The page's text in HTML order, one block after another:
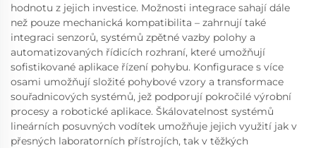
hodnotu z jejich investice. Možnosti integrace sahají dále
než pouze mechanická kompatibilita – zahrnují také
integraci senzorů, systémů zpětné vazby polohy a
automatizovaných řídicích rozhraní, které umožňují
sofistikované aplikace řízení pohybu. Konfigurace s více
osami umožňují složité pohybové vzory a transformace
souřadnicových systémů, jež podporují pokročilé výrobní
procesy a robotické aplikace. Škálovatelnost systémů
lineárních posuvných vodítek umožňuje jejich využití jak v
přesných laboratorních přístrojích, tak v těžkých